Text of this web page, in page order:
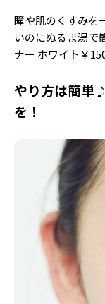
瞳や肌のくすみを
いのにぬるま湯
ナー ホワイト￥
やり方は簡単
を！